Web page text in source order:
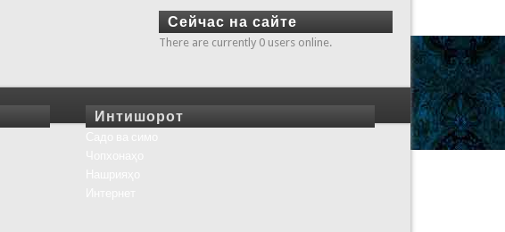
Сейчас на сайте
There are currently 0 users online.
Интишорот